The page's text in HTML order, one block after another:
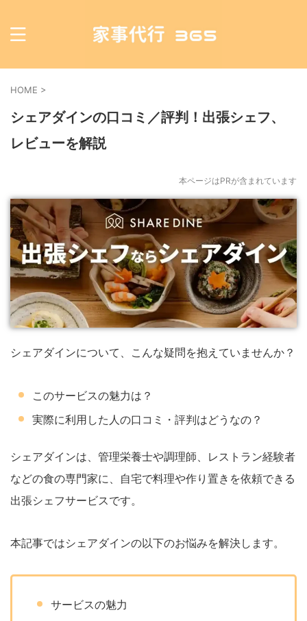
HOME >
シェアダインの口コミ／評判！出張シェフ、
レビューを解説
本ページはPRが含まれています
シェアダインについて、こんな疑問を抱えていませんか？
このサービスの魅力は？
実際に利用した人の口コミ・評判はどうなの？
シェアダインは、管理栄養士や調理師、レストラン経験者
などの食の専門家に、自宅で料理や作り置きを依頼できる
出張シェフサービスです。
本記事ではシェアダインの以下のお悩みを解決します。
サービスの魅力